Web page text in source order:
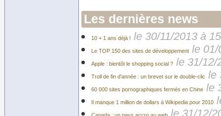
Les dernières news
10 + 1 ans déjà ! le 30/11/2013 à
Le TOP 150 des sites de développement le 01/
Apple : bientôt le shopping social ? le 31/12/
Troll de fin d'année : un brevet sur le double-clic le
60 000 sites pornographiques fermés en Chine le
Il manque 1 million de dollars à Wikipedia pour 2010
le 31/12/